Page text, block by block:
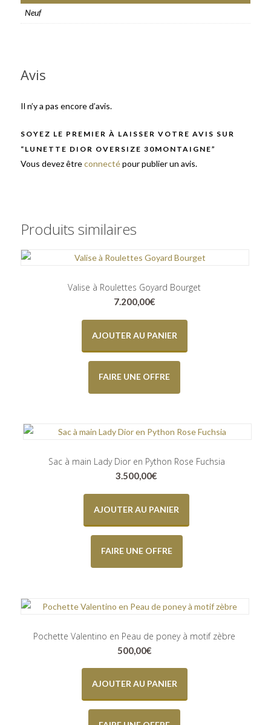
Neuf
Avis
Il n’y a pas encore d’avis.
SOYEZ LE PREMIER À LAISSER VOTRE AVIS SUR
“LUNETTE DIOR OVERSIZE 30MONTAIGNE”
Vous devez êtreconnectépour publier un avis.
Produits similaires
Valise à Roulettes Goyard Bourget
7.200,00€
AJOUTER AU PANIER
FAIRE UNE OFFRE
Sac à main Lady Dior en Python Rose Fuchsia
3.500,00€
AJOUTER AU PANIER
FAIRE UNE OFFRE
Pochette Valentino en Peau de poney à motif zèbre
500,00€
AJOUTER AU PANIER